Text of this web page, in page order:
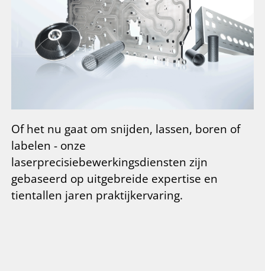
Of het nu gaat om snijden, lassen, boren of
labelen - onze
laserprecisiebewerkingsdiensten zijn
gebaseerd op uitgebreide expertise en
tientallen jaren praktijkervaring.